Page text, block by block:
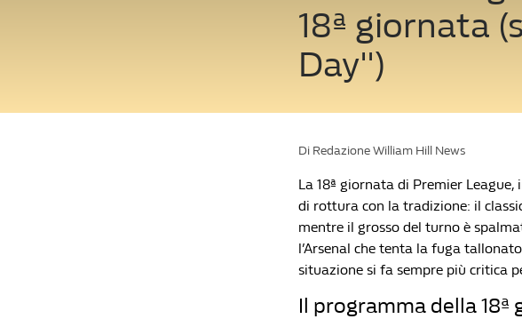
18ª giornata
Day")
Di Redazione William Hill News
La 18ª giornata di Premier
di rottura con la tradizione: il
mentre il grosso del turno è
l’Arsenal che tenta la fuga
situazione si fa sempre più critica
Il programma della 18ª